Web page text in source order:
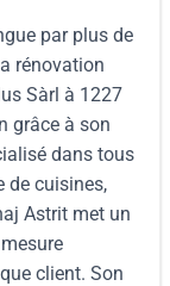
par plus de
rénovation
Sàrl à 1227
grâce à son
dans tous
de cuisines,
Astrit met un
client. Son